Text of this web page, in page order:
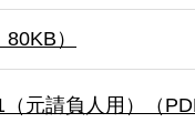
）
元請負人用）（